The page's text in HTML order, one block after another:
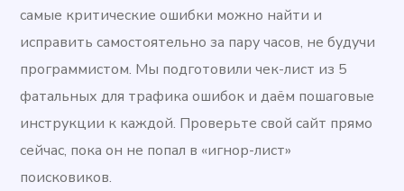
самые критические ошибки можно найти и
исправить самостоятельно за пару часов, не будучи
программистом. Мы подготовили чек-лист из 5
фатальных для трафика ошибок и даём пошаговые
инструкции к каждой. Проверьте свой сайт прямо
сейчас, пока он не попал в «игнор-лист»
поисковиков.